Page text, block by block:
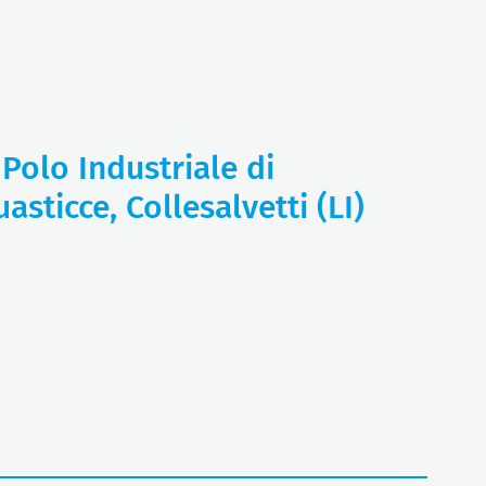
Polo Industriale di
Collesalvetti (LI)